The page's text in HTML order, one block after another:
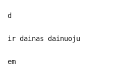
d
ir dainas dainuoju
em